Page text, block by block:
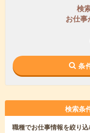
検
お仕
条
検索条
職種でお仕事情報を絞り